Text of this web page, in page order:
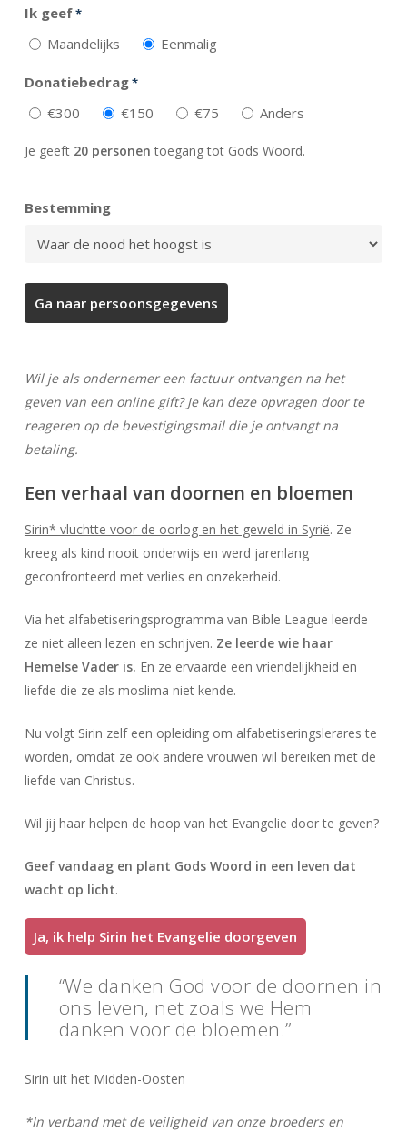
Ik geef*
Maandelijks Eenmalig
Donatiebedrag*
€300 €150 €75 Anders
Je geeft 20 personen toegang tot Gods Woord.
Bestemming
Wil je als ondernemer een factuur ontvangen na het
geven van een online gift? Je kan deze opvragen door te
reageren op de bevestigingsmail die je ontvangt na
betaling.
Een verhaal van doornen en bloemen
Sirin* vluchtte voor de oorlog en het geweld in Syrië. Ze
kreeg als kind nooit onderwijs en werd jarenlang
geconfronteerd met verlies en onzekerheid.
Via het alfabetiseringsprogramma van Bible League leerde
ze niet alleen lezen en schrijven. Ze leerde wie haar
Hemelse Vader is. En ze ervaarde een vriendelijkheid en
liefde die ze als moslima niet kende.
Nu volgt Sirin zelf een opleiding om alfabetiseringslerares te
worden, omdat ze ook andere vrouwen wil bereiken met de
liefde van Christus.
Wil jij haar helpen de hoop van het Evangelie door te geven?
Geef vandaag en plant Gods Woord in een leven dat
wacht op licht.
Ja, ik help Sirin het Evangelie doorgeven
“We danken God voor de doornen in
ons leven, net zoals we Hem
danken voor de bloemen.”
Sirin uit het Midden-Oosten
*In verband met de veiligheid van onze broeders en